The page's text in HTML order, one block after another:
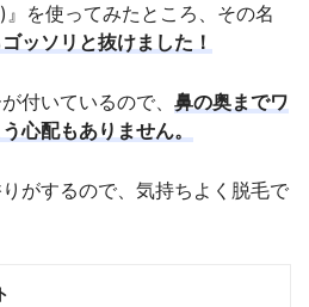
を使ってみたところ、その名
ッソリと抜けました！
付いているので、 鼻の奥までワ
心配もありません。
がするので、気持ちよく脱毛で